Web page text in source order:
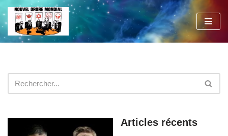
Aller
au
Articles récents